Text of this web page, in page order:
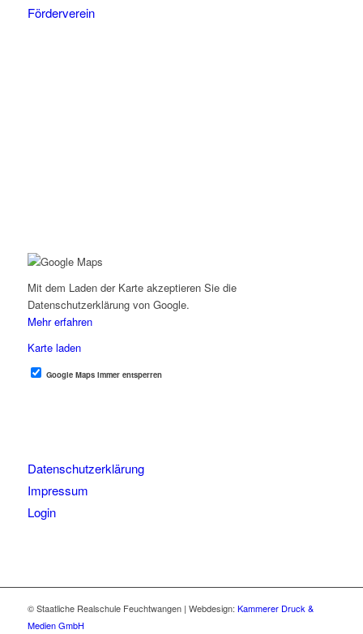
Förderverein
Mit dem Laden der Karte akzeptieren Sie die
Datenschutzerklärung von Google.
Mehr erfahren
Karte laden
Google Maps immer entsperren
Datenschutzerklärung
Impressum
Login
© Staatliche Realschule Feuchtwangen | Webdesign: Kammerer Druck &
Medien GmbH